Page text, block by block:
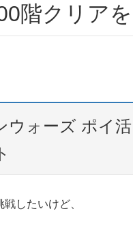
階クリア
ウォーズ ポイ
したいけど、